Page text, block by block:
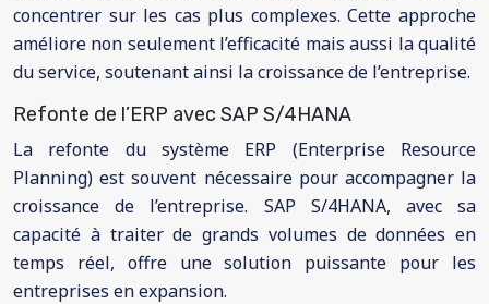
concentrer sur les cas plus complexes. Cette approche
améliore non seulement l’efficacité mais aussi la qualité
du service, soutenant ainsi la croissance de l’entreprise.
Refonte de l’ERP avec SAP S/4HANA
La refonte du système ERP (Enterprise Resource
Planning) est souvent nécessaire pour accompagner la
croissance de l’entreprise. SAP S/4HANA, avec sa
capacité à traiter de grands volumes de données en
temps réel, offre une solution puissante pour les
entreprises en expansion.